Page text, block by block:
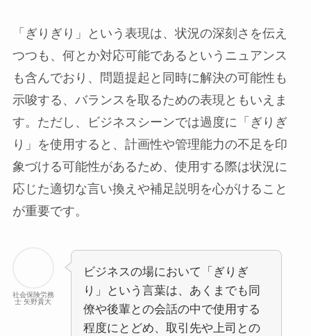
「ぎりぎり」という表現は、状況の深刻さを伝え
つつも、何とか対応可能であるというニュアンス
も含んでおり、問題提起と同時に解決の可能性も
示唆する、バランスを取るための表現ともいえま
す。ただし、ビジネスシーンでは過度に「ぎりぎ
り」を使用すると、計画性や管理能力の不足を印
象づける可能性があるため、使用する際は状況に
応じた適切な言い換えや補足説明を心がけること
が重要です。
社会保険労務
士 矢野貴大
ビジネスの場において「ぎりぎ
り」という言葉は、あくまでも同
僚や後輩との会話の中で使用する
程度にとどめ、取引先や上司との